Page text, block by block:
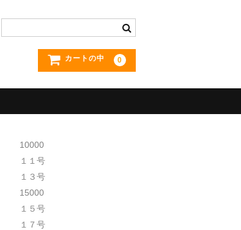
カートの中 0
10000
１１号
１３号
15000
１５号
１７号